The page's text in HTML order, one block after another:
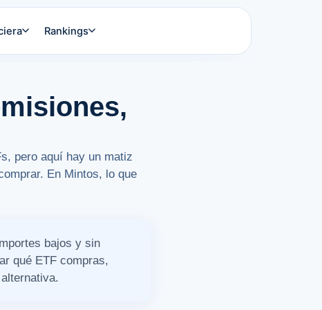
Rankings
pero aquí hay un matiz
En Mintos, lo que
bajos y sin
qué ETF compras,